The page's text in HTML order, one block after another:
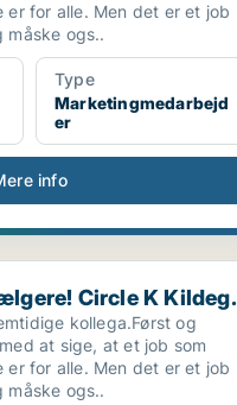
for alle. Men det er et job
måske ogs..
Type
Marketingmedarbejd
er
info
Circle K Kildeg...
Circle K
kollega.Først og
at sige, at et job som
for alle. Men det er et job
måske ogs..